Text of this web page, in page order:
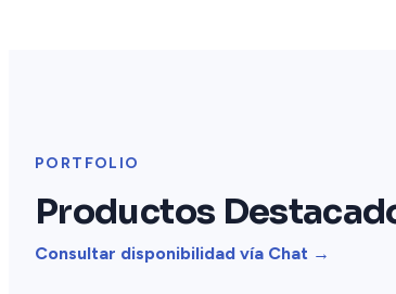
PORTFOLIO
Productos
Consultar disponibilidad vía Chat →